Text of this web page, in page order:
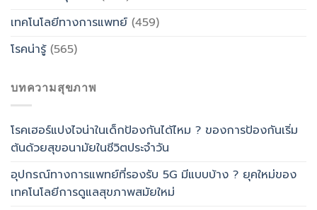
เทคโนโลยีทางการแพทย์ (459)
โรคน่ารู้(565)
บทความสุขภาพ
โรคเฮอร์แปงไจน่าในเด็กป้องกันได้ไหม ? ของการป้องกันเริ่ม
ต้นด้วยสุขอนามัยในชีวิตประจำวัน
อุปกรณ์ทางการแพทย์ที่รองรับ 5G มีแบบบ้าง ? ยุคใหม่ของ
เทคโนโลยีการดูแลสุขภาพสมัยใหม่